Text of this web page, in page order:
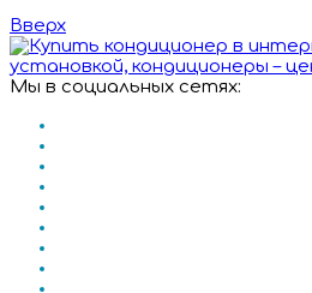
Вверх
Мы в социальных сетях: